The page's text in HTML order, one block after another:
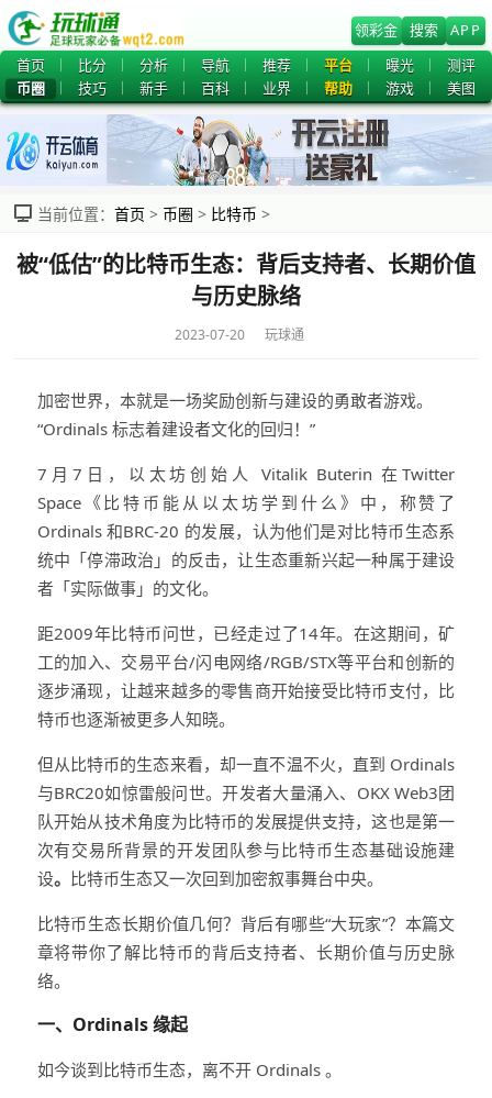
领彩金 搜索
APP
首页
比分 分析 导航 推荐 平台 曝光
测评
币圈
技巧 新手 百科 业界 帮助 游戏 美图
当前位置： 首页 > 币圈 > 比特币 >
被“低估”的比特币生态：背后支持者、长期价值
与历史脉络
2023-07-20 玩球通
加密世界，本就是一场奖励创新与建设的勇敢者游戏。
“Ordinals 标志着建设者文化的回归！”
7月7日，以太坊创始人 Vitalik Buterin 在Twitter
Space《比特币能从以太坊学到什么》中，称赞了
Ordinals 和BRC-20 的发展，认为他们是对比特币生态系
统中「停滞政治」的反击，让生态重新兴起一种属于建设
者「实际做事」的文化。
距2009年比特币问世，已经走过了14年。在这期间，矿
工的加入、交易平台/闪电网络/RGB/STX等平台和创新的
逐步涌现，让越来越多的零售商开始接受比特币支付，比
特币也逐渐被更多人知晓。
但从比特币的生态来看，却一直不温不火，直到 Ordinals
与BRC20如惊雷般问世。开发者大量涌入、OKX Web3团
队开始从技术角度为比特币的发展提供支持，这也是第一
次有交易所背景的开发团队参与比特币生态基础设施建
设。 比特币生态又一次回到加密叙事舞台中央。
比特币生态长期价值几何？背后有哪些“大玩家”？本篇文
章将带你了解比特币的背后支持者、长期价值与历史脉
络。
一、Ordinals 缘起
如今谈到比特币生态，离不开 Ordinals 。